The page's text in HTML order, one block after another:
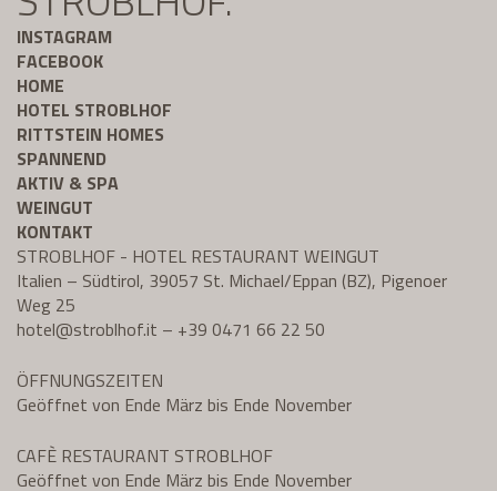
INSTAGRAM
FACEBOOK
HOME
HOTEL STROBLHOF
RITTSTEIN HOMES
SPANNEND
AKTIV & SPA
WEINGUT
KONTAKT
STROBLHOF - HOTEL RESTAURANT WEINGUT
Italien – Südtirol, 39057 St. Michael/Eppan (BZ), Pigenoer
Weg 25
hotel@stroblhof.it – +39 0471 66 22 50
ÖFFNUNGSZEITEN
Geöffnet von Ende März bis Ende November
CAFÈ RESTAURANT STROBLHOF
Geöffnet von Ende März bis Ende November